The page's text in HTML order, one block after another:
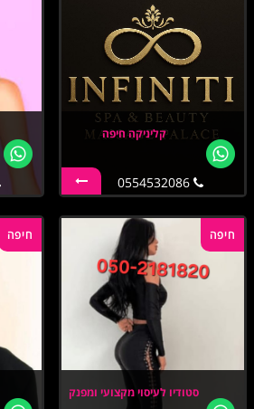
קליניקה חיפה
0554532086
חיפה
סטודיו לעיסוי מקצועי ומפנק
חיפה